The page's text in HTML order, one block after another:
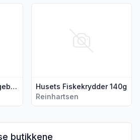
Grillkrydder 130g Engebretsen
"Grillkrydder 130g
Husets Fiskekrydder 140g
Reinhartsen
Vis flere detaljer for
butikkene